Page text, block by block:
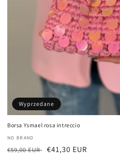
Wyprzedane
Borsa Ysmael rosa intreccio
Dostawca:
NO BRAND
Cena
€59,00 EUR Cena
€41,30 EUR